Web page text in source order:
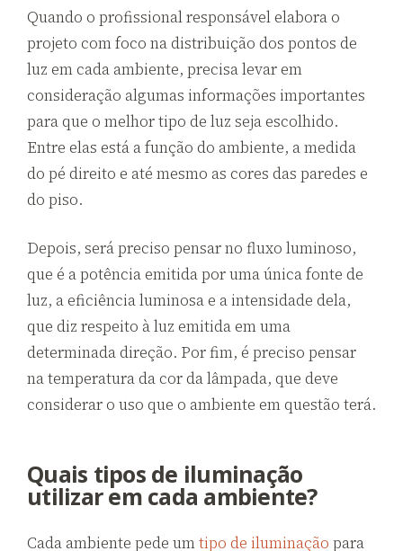
Quando o profissional responsável elabora o
projeto com foco na distribuição dos pontos de
luz em cada ambiente, precisa levar em
consideração algumas informações importantes
para que o melhor tipo de luz seja escolhido.
Entre elas está a função do ambiente, a medida
do pé direito e até mesmo as cores das paredes e
do piso.
Depois, será preciso pensar no fluxo luminoso,
que é a potência emitida por uma única fonte de
luz, a eficiência luminosa e a intensidade dela,
que diz respeito à luz emitida em uma
determinada direção. Por fim, é preciso pensar
na temperatura da cor da lâmpada, que deve
considerar o uso que o ambiente em questão terá.
Quais tipos de iluminação
utilizar em cada ambiente?
Cada ambiente pede umtipo de iluminação para